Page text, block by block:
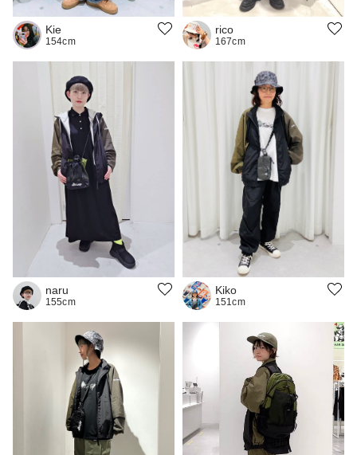
Kie
154cm
rico
167cm
naru
155cm
Kiko
151cm